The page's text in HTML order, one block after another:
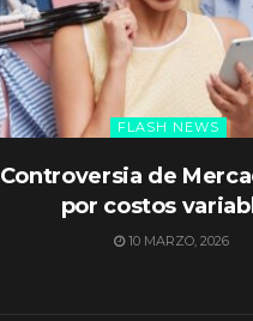
FLASH NEWS
Controversia de
por costos
10 MARZO, 2026